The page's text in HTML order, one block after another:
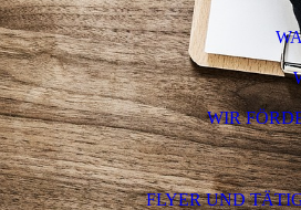
WIR
FLYER UND